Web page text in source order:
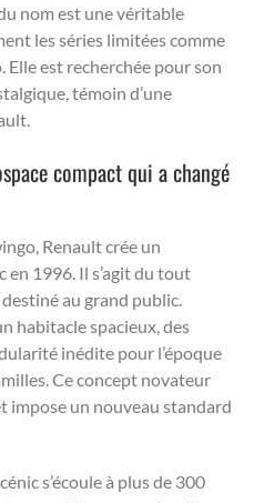
nom est une véritable
les séries limitées comme
est recherchée pour son
témoin d’une
compact qui a changé
Renault crée un
en 1996. Il s’agit du tout
au grand public.
habitacle spacieux, des
inédite pour l’époque
Ce concept novateur
impose un nouveau standard
s’écoule à plus de 300